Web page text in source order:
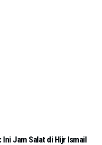
Jam Salat di Hijr Ismail